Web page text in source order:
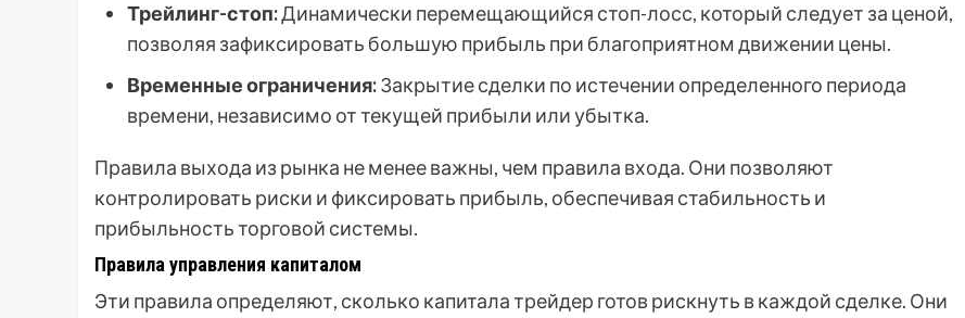
Трейлинг-стоп:Динамически перемещающийся стоп-лосс, который следует за ценой,
позволяя зафиксировать большую прибыль при благоприятном движении цены.
Временные ограничения:Закрытие сделки по истечении определенного периода
времени, независимо от текущей прибыли или убытка.
Правила выхода из рынка не менее важны, чем правила входа. Они позволяют
контролировать риски и фиксировать прибыль, обеспечивая стабильность и
прибыльность торговой системы.
Правила управления капиталом
Эти правила определяют, сколько капитала трейдер готов рискнуть в каждой сделке. Они